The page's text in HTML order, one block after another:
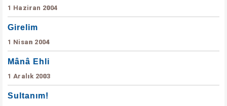
1 Haziran 2004
Girelim
1 Nisan 2004
Mânâ Ehli
1 Aralık 2003
Sultanım!